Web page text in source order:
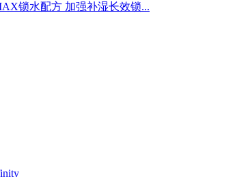
锁水配方 加强补湿长效锁...